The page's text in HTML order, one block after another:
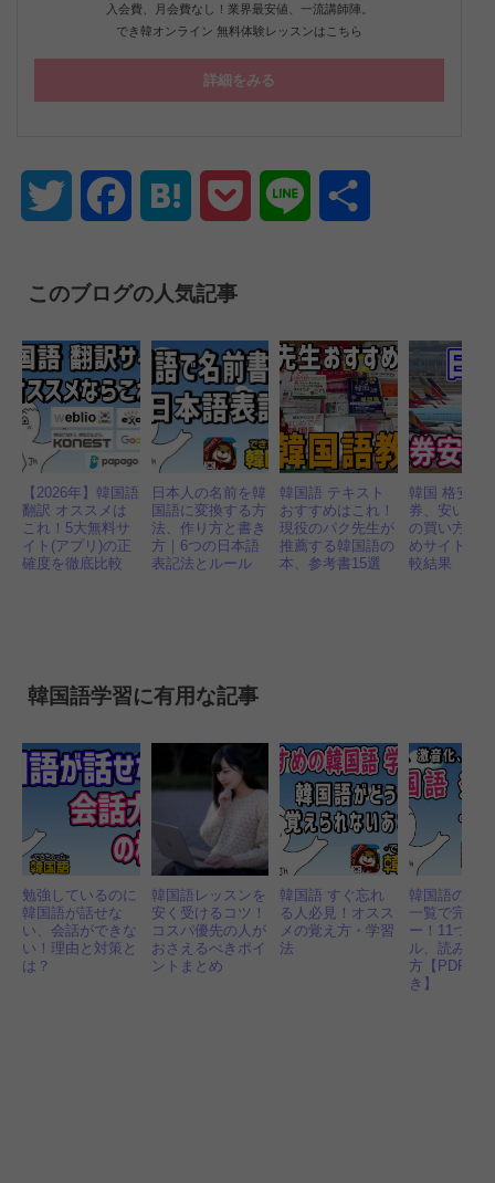
入会費、月会費なし！業界最安値、一流講師陣。
でき韓オンライン 無料体験レッスンはこちら
詳細をみる
Twitter FacebookHatena Pocket Line
このブログの人気記事
【2026年】韓国語
翻訳 オススメは
これ！5大無料サ
イト(アプリ)の正
確度を徹底比較
日本人の名前を韓
国語に変換する方
法、作り方と書き
方｜6つの日本語
表記法とルール
韓国語 テキスト
おすすめはこれ！
現役のパク先生が
推薦する韓国語の
本、参考書15選
韓国 格安航
券、安いチ
の買い方！
めサイトと
較結果
韓国語学習に有用な記事
勉強しているのに
韓国語が話せな
い、会話ができな
い！理由と対策と
は？
韓国語レッスンを
安く受けるコツ！
コスパ優先の人が
おさえるべきポイ
ントまとめ
韓国語 すぐ忘れ
る人必見！オスス
メの覚え方・学習
法
韓国語の発
一覧で完全
ー！11つの
ル、読み方
方【PDF・
き】